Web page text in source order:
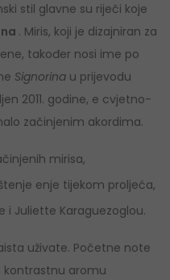
stil glavne su riječi koje
. Miris, koji je dizajniran za
također nosi ime po
Signorina u prijevodu
2011. godine, e cvjetno-
začinjenim akordima.
mirisa,
enje tijekom proljeća,
i Juliette Karaguezoglou.
uživate. Početne note
kontrastnu aromu